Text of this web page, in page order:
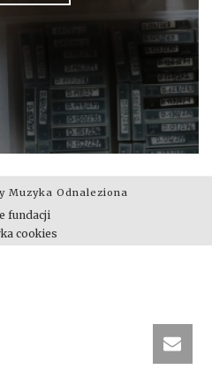
Muzyka Odnaleziona
fundacji
cookies